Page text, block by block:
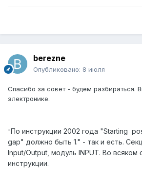
berezne
Опубликовано: 8 июля
Спасибо за совет - будем разбираться.
электронике.
"По инструкции 2002 года "Starting
gap" должно быть 1." - так и есть.
Input/Output, модуль INPUT. Во всяком
инструкции.